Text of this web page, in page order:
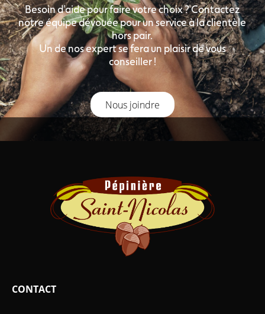
Besoin d'aide pour faire votre choix ? Contactez
notre équipe dévouée pour un service à la clientèle
hors pair.
Un de nos expert se fera un plaisir de vous
conseiller !
Nous joindre
CONTACT